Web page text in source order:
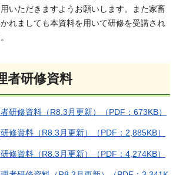
いただきますようお願いします。また家畜
れましても本資料を用いて研修を受講され
者研修資料
研修資料（R8.3月更新）（PDF：673KB）
修資料（R8.3月更新）（PDF：2,885KB）
修資料（R8.3月更新）（PDF：4,274KB）